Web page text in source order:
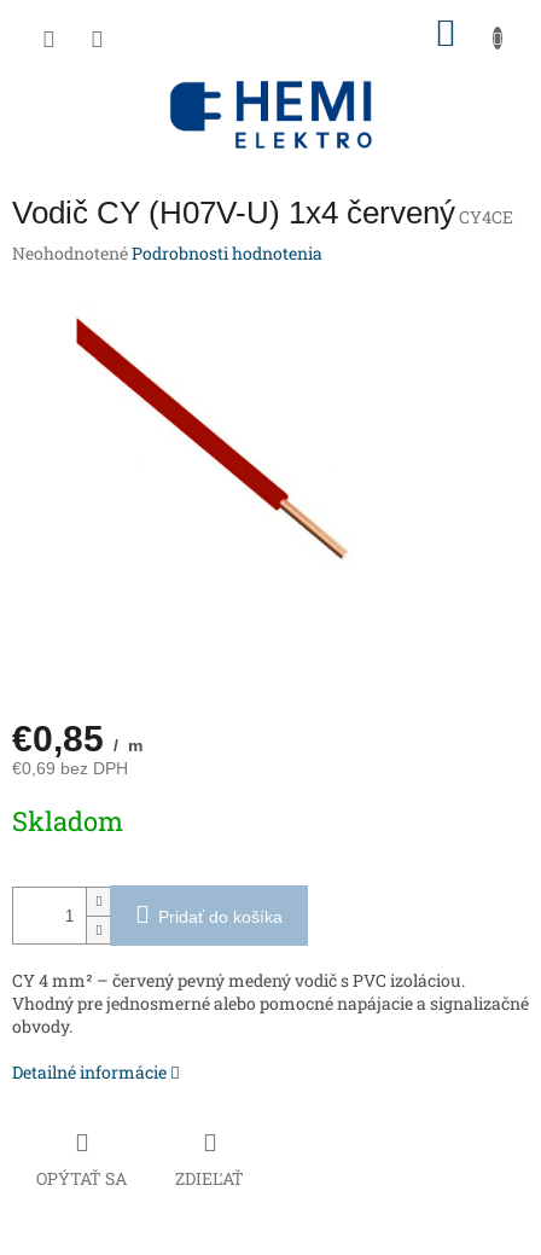
Vodič CY (H07V-U) 1x4 červenýCY4CE
Priemerné
NeohodnotenéPodrobnosti hodnotenia
€0,85 / m
€0,69 bez DPH
cena:
Skladom
Pridať do košíka
CY 4 mm² – červený pevný medený vodič s PVC izoláciou.
Vhodný pre jednosmerné alebo pomocné napájacie a signalizačné
obvody.
Detailné informácie
OPÝTAŤ SA ZDIEĽAŤ